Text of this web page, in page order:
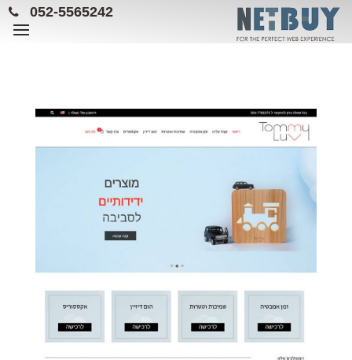
052-5565242